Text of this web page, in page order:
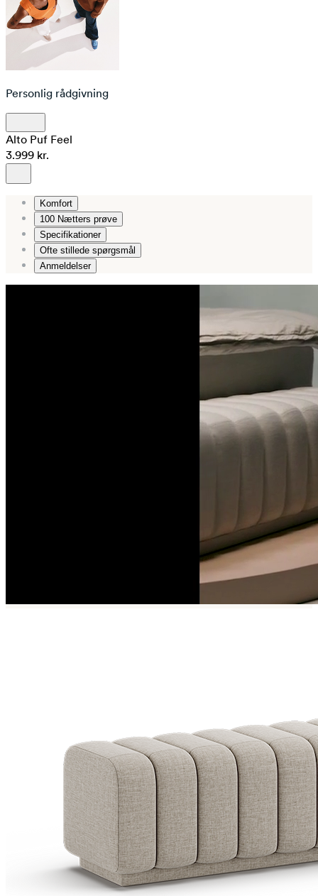
Personlig rådgivning
Alto Puf Feel
3.999 kr.
Komfort
100 Nætters prøve
Specifikationer
Ofte stillede spørgsmål
Anmeldelser